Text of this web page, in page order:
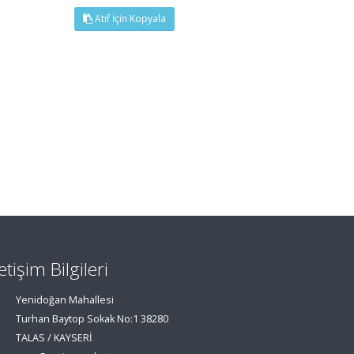
Atıf İçin Kopyala
Bilgileri
Yenidoğan Mahallesi
Turhan Baytop Sokak No:1 38280
TALAS / KAYSERİ